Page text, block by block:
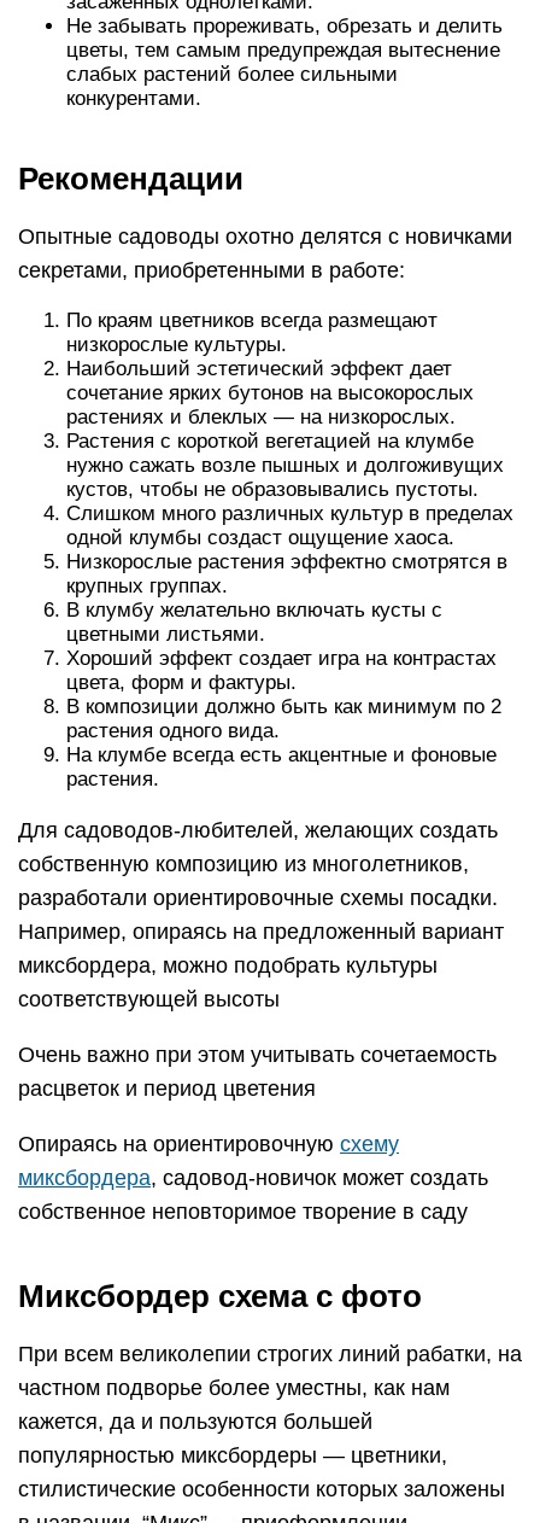
Не забывать прореживать, обрезать и делить
цветы, тем самым предупреждая вытеснение
слабых растений более сильными
конкурентами.
Рекомендации
Опытные садоводы охотно делятся с новичками
секретами, приобретенными в работе:
По краям цветников всегда размещают
низкорослые культуры.
Наибольший эстетический эффект дает
сочетание ярких бутонов на высокорослых
растениях и блеклых — на низкорослых.
Растения с короткой вегетацией на клумбе
нужно сажать возле пышных и долгоживущих
кустов, чтобы не образовывались пустоты.
Слишком много различных культур в пределах
одной клумбы создаст ощущение хаоса.
Низкорослые растения эффектно смотрятся в
крупных группах.
В клумбу желательно включать кусты с
цветными листьями.
Хороший эффект создает игра на контрастах
цвета, форм и фактуры.
В композиции должно быть как минимум по 2
растения одного вида.
На клумбе всегда есть акцентные и фоновые
растения.
Для садоводов-любителей, желающих создать
собственную композицию из многолетников,
разработали ориентировочные схемы посадки.
Например, опираясь на предложенный вариант
миксбордера, можно подобрать культуры
соответствующей высоты
Очень важно при этом учитывать сочетаемость
расцветок и период цветения
Опираясь на ориентировочную схему
миксбордера, садовод-новичок может создать
собственное неповторимое творение в саду
Миксбордер схема с фото
При всем великолепии строгих линий рабатки, на
частном подворье более уместны, как нам
кажется, да и пользуются большей
популярностью миксбордеры — цветники,
стилистические особенности которых заложены